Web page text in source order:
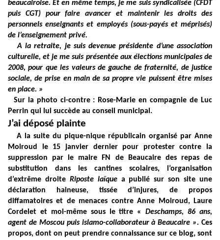
beaucairoise. Et en même temps, je me suis syndicalisée (CFDT
puis CGT) pour faire avancer et maintenir les droits des
personnels enseignants et employés (sous-payés et méprisés)
de l’enseignement privé.
A la retraite, je suis devenue présidente d’une association
culturelle, et je me suis présentée aux élections municipales de
2008, pour que les valeurs de gauche de fraternité, de justice
sociale, de prise en main de sa propre vie puissent être mises
en place. »
Sur la photo ci-contre : Rose-Marie en compagnie de Luc
Perrin qui lui succède au conseil municipal.
J’ai déposé plainte
A la suite du pique-nique républicain organisé par Anne
Moiroud le 15 janvier dernier pour protester contre la
suppression par le maire FN de Beaucaire des repas de
substitution dans les cantines scolaires, l’organisation
d’extrême droite Riposte laïque a publié sur son site une
déclaration haineuse, tissée d’injures, de propos
diffamatoires et de menaces contre Anne Moiroud, Laure
Cordelet et moi-même sous le titre «Deschamps, 86 ans,
agent de Moscou puis islamo-collaborateur à Beaucaire ». Ces
propos, dont on peut prendre connaissance sur ce blog, sont